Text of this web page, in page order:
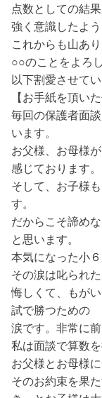
点数としての結
強く意識したよ
これからも山あ
○○のことをよろ
以下割愛させて
【お手紙を頂い
毎回の保護者面
います。
お父様、お母様
感じております。
そして、お子様
す。
だからこそ諦め
と思います。
本気になった小
その涙は叱られ
悔しくて、もが
試で勝つための
涙です。非常に前
私は面談で算数
お父様とお母様
そのお約束を果